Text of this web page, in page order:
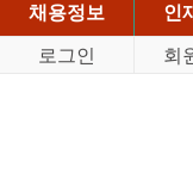
채용정보
인
로그인
회